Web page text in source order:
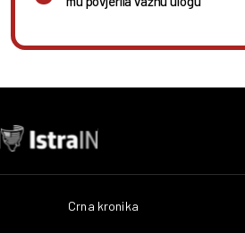
Crna kronika